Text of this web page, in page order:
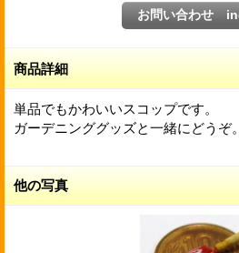
商品詳細
単品でもかわいいスコップです。
ガーデニンググッズと一緒にどうぞ。
他の写真